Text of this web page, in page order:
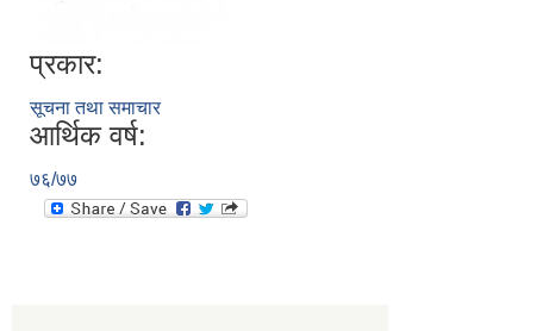
प्रकार:
सूचना तथा समाचार
आर्थिक वर्ष:
७६/७७